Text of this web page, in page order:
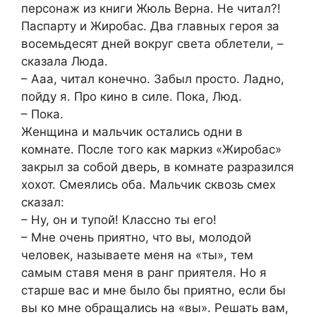
персонаж из книги Жюль Верна. Не читал?!
Паспарту и Жиробас. Два главных героя за
восемьдесят дней вокруг света облетели, –
сказала Люда.
– Ааа, читал конечно. Забыл просто. Ладно,
пойду я. Про кино в силе. Пока, Люд.
– Пока.
Женщина и мальчик остались одни в
комнате. После того как маркиз «Жиробас»
закрыл за собой дверь, в комнате разразился
хохот. Смеялись оба. Мальчик сквозь смех
сказал:
– Ну, он и тупой! Классно ты его!
– Мне очень приятно, что вы, молодой
человек, называете меня на «ты», тем
самым ставя меня в ранг приятеля. Но я
старше вас и мне было бы приятно, если бы
вы ко мне обращались на «вы». Решать вам,